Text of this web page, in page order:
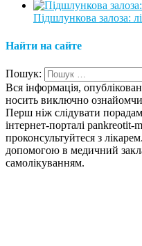
Підшлункова залоза:
Найти на сайте
Пошук:
Вся інформація,
носить виключно
Перш ніж слідувати
інтернет-порталі pankreotit-
проконсультуйтеся з
допомогою в медичний
самолікуванням.